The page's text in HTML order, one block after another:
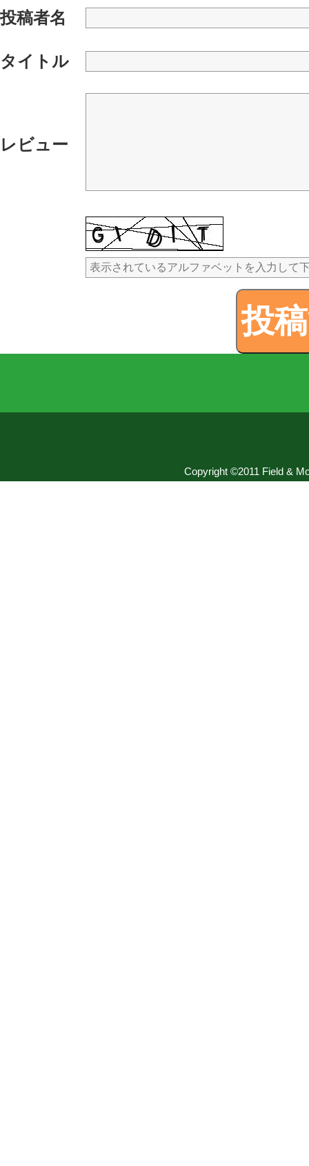
投稿者名
タイトル
レビュー
Copyright ©2011 Field &